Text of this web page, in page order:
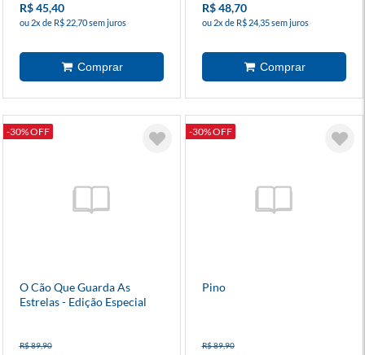
R$ 45,40
ou 2x de R$ 22,70 sem juros
R$ 48,70
ou 2x de R$ 24,35 sem juros
-30% OFF
O Cão Que Guarda As
Estrelas - Edição Especial
R$ 89,90
-30% OFF
Pino
R$ 89,90